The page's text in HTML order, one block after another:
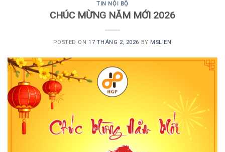
TIN NỘI BỘ
CHÚC MỪNG NĂM MỚI 2026
POSTED ON 17 THÁNG 2, 2026 BY MSLIEN